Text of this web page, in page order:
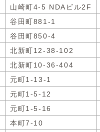
山崎町4-5 NDAビル2F
谷田町881-1
谷田町850-4
北新町12-38-102
北新町10-36-404
元町1-13-1
元町1-5-12
元町1-5-16
本町7-10